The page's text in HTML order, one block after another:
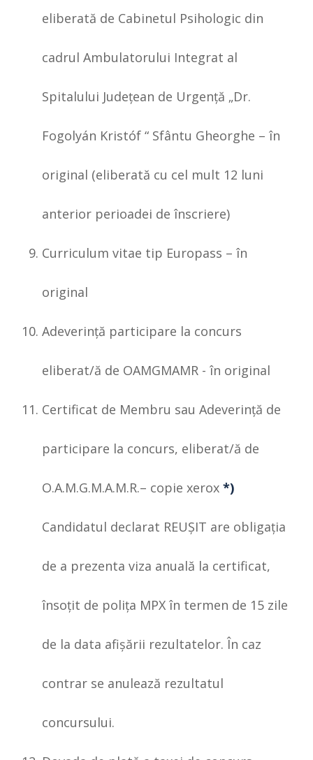
eliberată de Cabinetul Psihologic din
cadrul Ambulatorului Integrat al
Spitalului Judeţean de Urgenţă „Dr.
Fogolyán Kristóf “ Sfântu Gheorghe – în
original (eliberată cu cel mult 12 luni
anterior perioadei de înscriere)
Curriculum vitae tip Europass – în
original
Adeverinţă participare la concurs
eliberat/ă de OAMGMAMR - în original
Certificat de Membru sau Adeverinţă de
participare la concurs, eliberat/ă de
O.A.M.G.M.A.M.R.– copie xerox *)
Candidatul declarat REUŞIT are obligaţia
de a prezenta viza anuală la certificat,
însoţit de poliţa MPX în termen de 15 zile
de la data afişării rezultatelor. În caz
contrar se anulează rezultatul
concursului.